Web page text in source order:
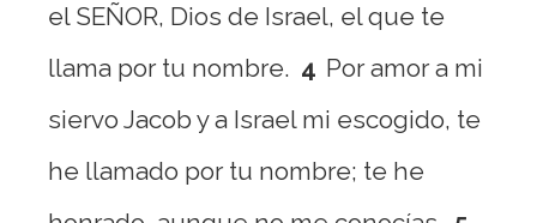
el SEÑOR, Dios de Israel, el que te
llama por tu nombre. 4 Por amor a mi
siervo Jacob y a Israel mi escogido, te
he llamado por tu nombre; te he